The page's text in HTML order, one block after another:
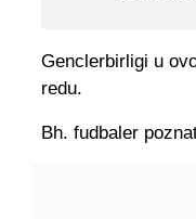
Genclerbirligi u
redu.
Bh. fudbaler